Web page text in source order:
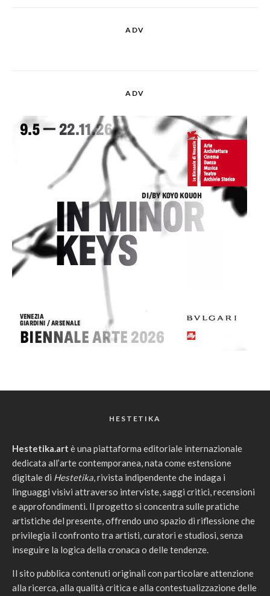
ADV
ADV
HESTETIKA
Hestetika.art è una piattaforma editoriale internazionale
dedicata all’arte contemporanea, nata come estensione
digitale di Hestetika, rivista indipendente che indaga i
linguaggi visivi attraverso interviste, saggi critici, recensioni
e approfondimenti. Il progetto si concentra sulle pratiche
artistiche del presente, offrendo uno spazio di riflessione che
privilegia il confronto tra artisti, curatori e studiosi, senza
inseguire la logica della cronaca o delle tendenze.
Il sito pubblica contenuti originali con particolare attenzione
alla ricerca, alla qualità critica e alla contestualizzazione delle